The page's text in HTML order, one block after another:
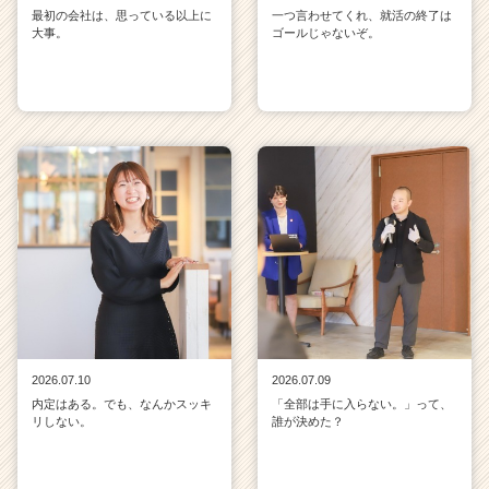
最初の会社は、思っている以上に
大事。
一つ言わせてくれ、就活の終了は
ゴールじゃないぞ。
2026.07.10
内定はある。でも、なんかスッキ
リしない。
2026.07.09
「全部は手に入らない。」って、
誰が決めた？